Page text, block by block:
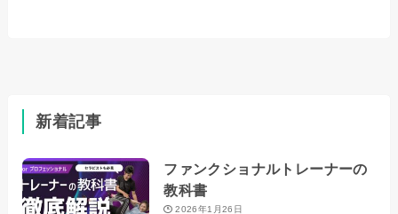
新着記事
ファンクショナルトレーナーの
教科書
2026年1月26日